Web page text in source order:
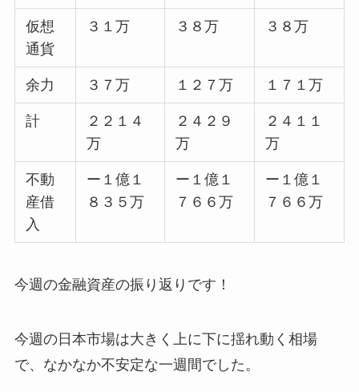
仮想
通貨
３１万 ３８万 ３８万
余力 ３７万 １２７万 １７１万
計
２２１４
万
２４２９
万
２４１１
万
不動
産借
入
ー１億１
８３５万
ー１億１
７６６万
ー１億１
７６６万
今週の金融資産の振り返りです！
今週の日本市場は大きく上に下に揺れ動く相場
で、なかなか不安定な一週間でした。